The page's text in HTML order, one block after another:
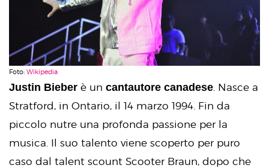
Foto: Wikipedia
Justin Bieber è un cantautore canadese . Nasce a
Stratford, in Ontario, il 14 marzo 1994. Fin da
piccolo nutre una profonda passione per la
musica. Il suo talento viene scoperto per puro
caso dal talent scount Scooter Braun, dopo che